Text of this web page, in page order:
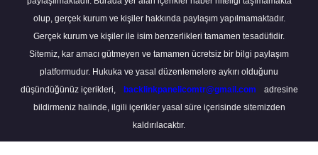
olup, gerçek kurum ve kişiler hakkında paylaşım yapılmamaktadır.
Gerçek kurum ve kişiler ile isim benzerlikleri tamamen tesadüfidir.
Sitemiz, kar amacı gütmeyen ve tamamen ücretsiz bir bilgi paylaşım
platformudur. Hukuka ve yasal düzenlemelere aykırı olduğunu
düşündüğünüz içerikleri,
backlinkpanelicomtr@gmail.com
adresine
bildirmeniz halinde, ilgili içerikler yasal süre içerisinde sitemizden
kaldırılacaktır.